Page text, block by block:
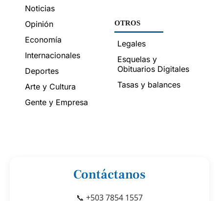
Noticias
Opinión
Economía
Internacionales
Deportes
Arte y Cultura
Gente y Empresa
OTROS
Legales
Esquelas y
Obituarios Digitales
Tasas y balances
Contáctanos
📞 +503 7854 1557